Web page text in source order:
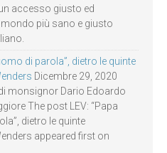
accesso giusto ed
più sano e giusto
di parola”, dietro le quinte
Dicembre 29, 2020
monsignor Dario Edoardo
The post LEV: “Papa
dietro le quinte
appeared first on